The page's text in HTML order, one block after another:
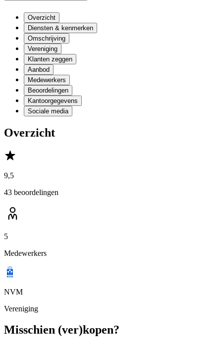
Overzicht
Diensten & kenmerken
Omschrijving
Vereniging
Klanten zeggen
Aanbod
Medewerkers
Beoordelingen
Kantoorgegevens
Sociale media
Overzicht
9,5
43 beoordelingen
5
Medewerkers
NVM
Vereniging
Misschien (ver)kopen?